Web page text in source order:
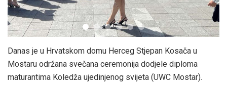
Danas je u Hrvatskom domu Herceg Stjepan Kosača u
Mostaru održana svečana ceremonija dodjele diploma
maturantima Koledža ujedinjenog svijeta (UWC Mostar).